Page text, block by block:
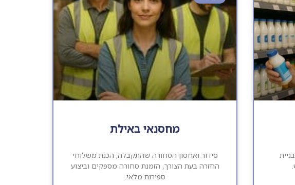
מחסנאי באילת
סידור ואחסון הסחורה שהתקבלה, הכנת משלוחי
החזרה בעת הצורך, הזמנת סחורה מספקים וביצוע
ספירות מלאי.